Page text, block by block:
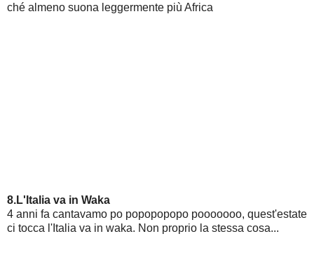
ché almeno suona leggermente più Africa
8.L'Italia va in Waka
4 anni fa cantavamo po popopopopo pooooooo, quest'estate
ci tocca l'Italia va in waka. Non proprio la stessa cosa...